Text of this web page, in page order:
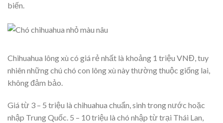
biến.
Chihuahua lông xù có giá rẻ nhất là khoảng 1 triệu VNĐ, tuy
nhiên những chú chó con lông xù này thường thuộc giống lai,
không đảm bảo.
Giá từ 3 – 5 triệu là chihuahua chuẩn, sinh trong nước hoặc
nhập Trung Quốc. 5 – 10 triệu là chó nhập từ trại Thái Lan,